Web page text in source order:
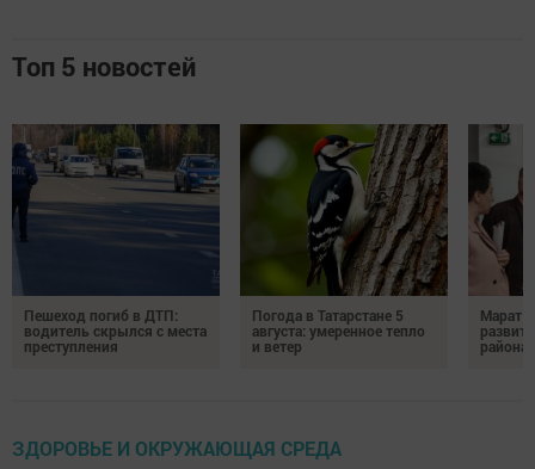
Топ 5 новостей
Пешеход погиб в ДТП:
водитель скрылся с места
преступления
Погода в Татарстане 5
августа: умеренное тепло
и ветер
Марат
района
ЗДОРОВЬЕ И ОКРУЖАЮЩАЯ СРЕДА